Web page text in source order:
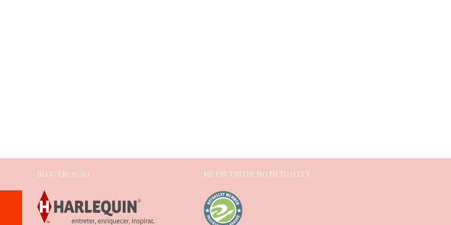
BLOG EM AÇÃO ME ENCONTRE NO NETGALLEY